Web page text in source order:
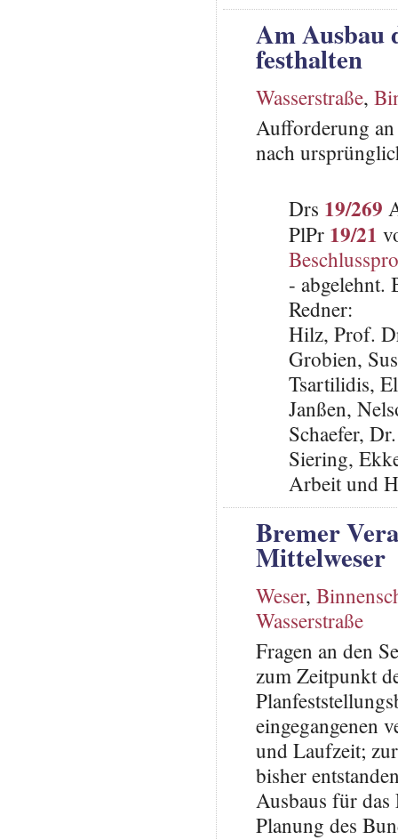
Am Ausbau
festhalten
Wasserstraße,
Aufforderung an
nach
Drs 19/269
PlPr 19/21
- abgelehnt.
Redner:
Hilz, Prof.
Grobien,
Tsartilidis,
Janßen,
Schaefer,
Siering,
Arbeit und
Bremer
Mittelweser
Weser,
Wasserstraße
Fragen an den
zum Zeitpunkt
eingegangenen
und Laufzeit;
bisher
Ausbaus für
Planung des